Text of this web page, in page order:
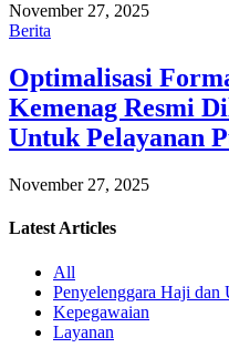
November 27, 2025
Berita
Optimalisasi
Kemenag Resmi
Untuk Pelayanan
November 27, 2025
Latest Articles
All
Penyelenggara Haji dan
Kepegawaian
Layanan